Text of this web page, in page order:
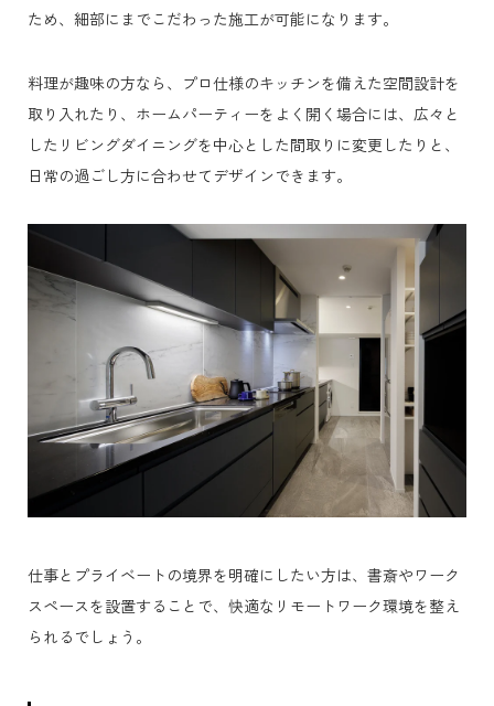
ため、細部にまでこだわった施工が可能になります。
料理が趣味の方なら、プロ仕様のキッチンを備えた空間設計を
取り入れたり、ホームパーティーをよく開く場合には、広々と
したリビングダイニングを中心とした間取りに変更したりと、
日常の過ごし方に合わせてデザインできます。
仕事とプライベートの境界を明確にしたい方は、書斎やワーク
スペースを設置することで、快適なリモートワーク環境を整え
られるでしょう。